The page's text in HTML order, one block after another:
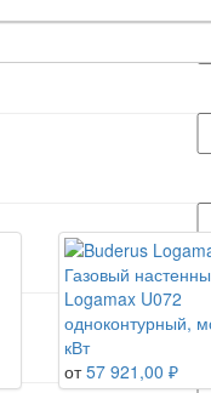
Газовый
Logamax U072
одноконтурный,
кВт
от 57 921,00 ₽